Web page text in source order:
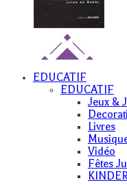
EDUCATIF
EDUCATIF
Jeux &
Livres
Vidéo
Fêtes